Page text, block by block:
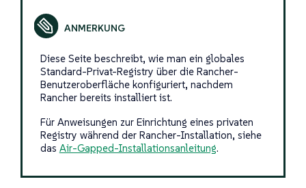
Diese Seite beschreibt, wie man ein globales
Standard-Privat-Registry über die Rancher-
Benutzeroberfläche konfiguriert, nachdem
Rancher bereits installiert ist.
Für Anweisungen zur Einrichtung eines privaten
Registry während der Rancher-Installation, siehe
das Air-Gapped-Installationsanleitung.